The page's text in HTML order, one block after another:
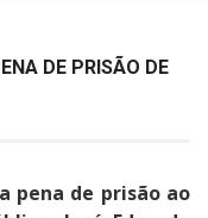
DE PRISÃO DE
pena de prisão ao